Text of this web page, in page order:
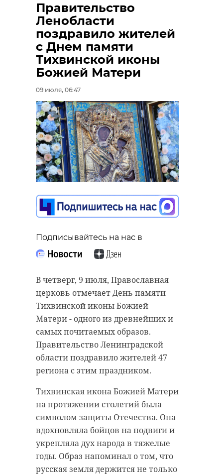
Правительство
Ленобласти
поздравило жителей
с Днем памяти
Тихвинской иконы
Божией Матери
09 июля, 06:47
Подписывайтесь на нас в
В четверг, 9 июля, Православная
церковь отмечает День памяти
Тихвинской иконы Божией
Матери - одного из древнейших и
самых почитаемых образов.
Правительство Ленинградской
области поздравило жителей 47
региона с этим праздником.
Тихвинская икона Божией Матери
на протяжении столетий была
символом защиты Отечества. Она
вдохновляла бойцов на подвиги и
укрепляла дух народа в тяжелые
годы. Образ напоминал о том, что
русская земля держится не только